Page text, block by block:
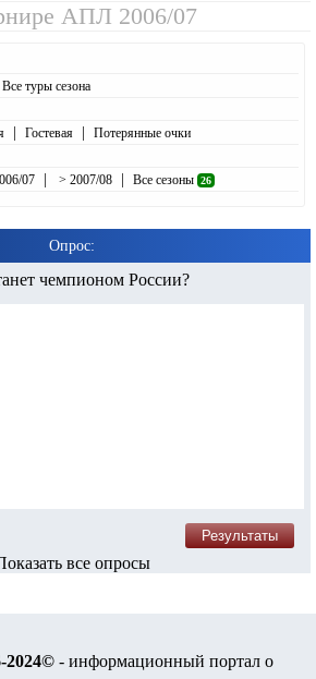
АПЛ 2006/07
Все туры сезона
| Гостевая | Потерянные очки
07 | > 2007/08 | Все сезоны 26
Опрос:
чемпионом России?
все опросы
2024© - информационный портал о